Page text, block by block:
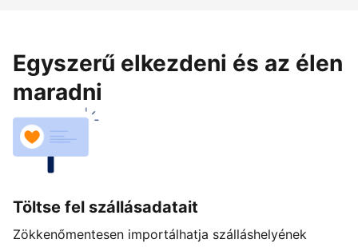
Egyszerű elkezdeni és az élen
maradni
Töltse fel szállásadatait
Zökkenőmentesen importálhatja szálláshelyének